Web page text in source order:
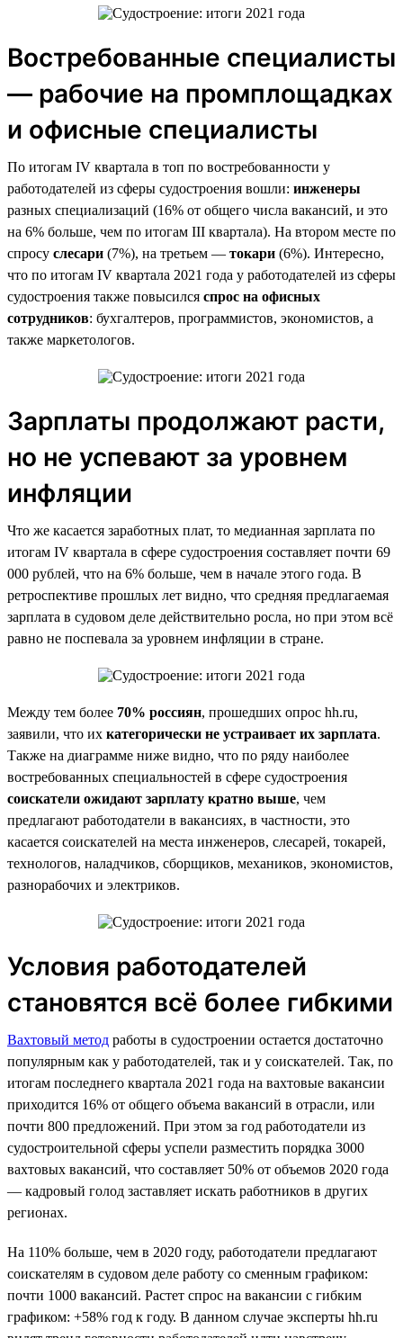
Востребованные специалисты
— рабочие на промплощадках
и офисные специалисты
По итогам IV квартала в топ по востребованности у
работодателей из сферы судостроения вошли: инженеры
разных специализаций (16% от общего числа вакансий, и это
на 6% больше, чем по итогам III квартала). На втором месте по
спросу слесари (7%), на третьем — токари (6%). Интересно,
что по итогам IV квартала 2021 года у работодателей из сферы
судостроения также повысился спрос на офисных
сотрудников: бухгалтеров, программистов, экономистов, а
также маркетологов.
Зарплаты продолжают расти,
но не успевают за уровнем
инфляции
Что же касается заработных плат, то медианная зарплата по
итогам IV квартала в сфере судостроения составляет почти 69
000 рублей, что на 6% больше, чем в начале этого года. В
ретроспективе прошлых лет видно, что средняя предлагаемая
зарплата в судовом деле действительно росла, но при этом всё
равно не поспевала за уровнем инфляции в стране.
Между тем более 70% россиян, прошедших опрос hh.ru,
заявили, что их категорически не устраивает их зарплата.
Также на диаграмме ниже видно, что по ряду наиболее
востребованных специальностей в сфере судостроения
соискатели ожидают зарплату кратно выше, чем
предлагают работодатели в вакансиях, в частности, это
касается соискателей на места инженеров, слесарей, токарей,
технологов, наладчиков, сборщиков, механиков, экономистов,
разнорабочих и электриков.
Условия работодателей
становятся всё более гибкими
Вахтовый метод работы в судостроении остается достаточно
популярным как у работодателей, так и у соискателей. Так, по
итогам последнего квартала 2021 года на вахтовые вакансии
приходится 16% от общего объема вакансий в отрасли, или
почти 800 предложений. При этом за год работодатели из
судостроительной сферы успели разместить порядка 3000
вахтовых вакансий, что составляет 50% от объемов 2020 года
— кадровый голод заставляет искать работников в других
регионах.
На 110% больше, чем в 2020 году, работодатели предлагают
соискателям в судовом деле работу со сменным графиком:
почти 1000 вакансий. Растет спрос на вакансии с гибким
графиком: +58% год к году. В данном случае эксперты hh.ru